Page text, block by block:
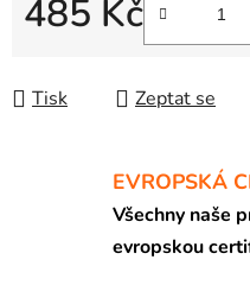
485 Kč
Tisk Zeptat se
EVROPSKÁ
Všechny naše
evropskou